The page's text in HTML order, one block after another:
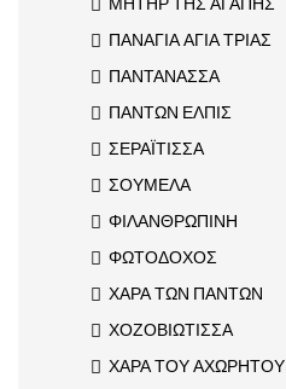
ΠΑΝΑΓΙΑ ΑΓΙΑ ΤΡΙΑΣ
ΠΑΝΤΑΝΑΣΣΑ
ΠΑΝΤΩΝ ΕΛΠΙΣ
ΣΕΡΑΪΤΙΣΣΑ
ΣΟΥΜΕΛΑ
ΦΙΛΑΝΘΡΩΠΙΝΗ
ΦΩΤΟΔΟΧΟΣ
ΧΑΡΑ ΤΩΝ ΠΑΝΤΩΝ
ΧΟΖΟΒΙΩΤΙΣΣΑ
ΧΑΡΑ ΤΟΥ ΑΧΩΡΗΤΟΥ